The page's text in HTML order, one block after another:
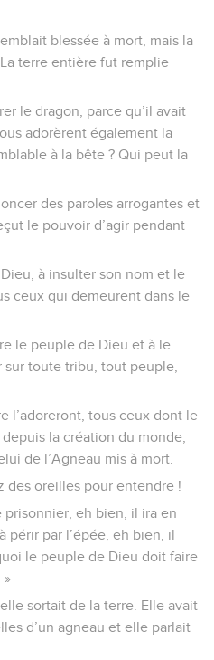
blessée à mort, mais la
terre entière fut remplie
le dragon, parce qu’il avait
adorèrent également la
à la bête ? Qui peut la
des paroles arrogantes et
le pouvoir d’agir pendant
à insulter son nom et le
ceux qui demeurent dans le
le peuple de Dieu et à le
toute tribu, tout peuple,
l’adoreront, tous ceux dont le
la création du monde,
de l’Agneau mis à mort.
des oreilles pour entendre !
eh bien, il ira en
périr par l’épée, eh bien, il
le peuple de Dieu doit faire
»
sortait de la terre. Elle avait
d’un agneau et elle parlait